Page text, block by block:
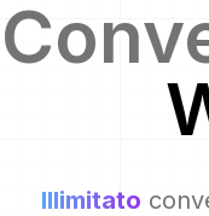
Illimitato